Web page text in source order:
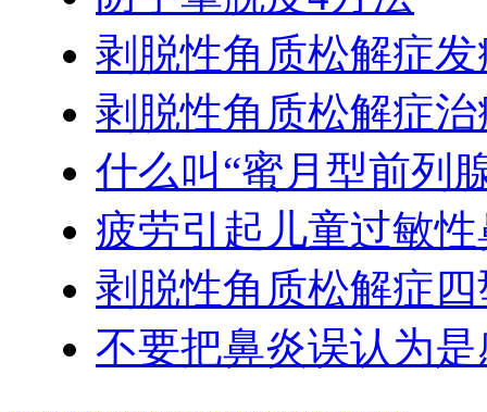
剥脱性角质松解症
剥脱性角质松解症
什么叫“蜜月型前列
疲劳引起儿童过敏
剥脱性角质松解症
不要把鼻炎误认为